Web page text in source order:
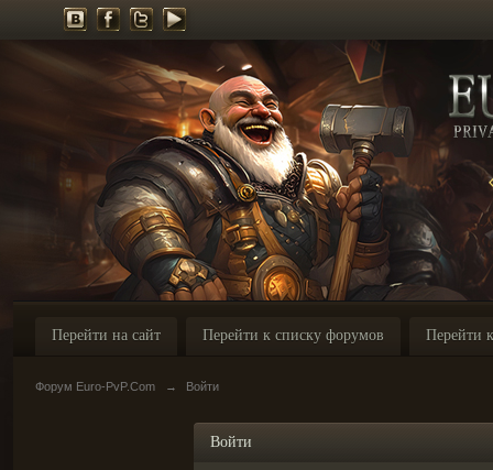
Перейти на сайт Перейти к списку форумов Перейти
Форум Euro-PvP.Com → Войти
Войти